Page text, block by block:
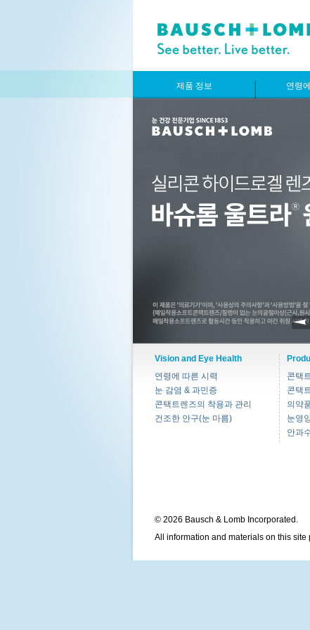
제품 정보 연령
Vision and Eye Health
연령에 따른 시력
눈 감염 & 과민증
콘택트렌즈의 착용과 관리
건조한 안구(눈 마름)
콘택
콘택
의약
눈영
안과
© 2026 Bausch & Lomb Incorporated.
All information and materials on this